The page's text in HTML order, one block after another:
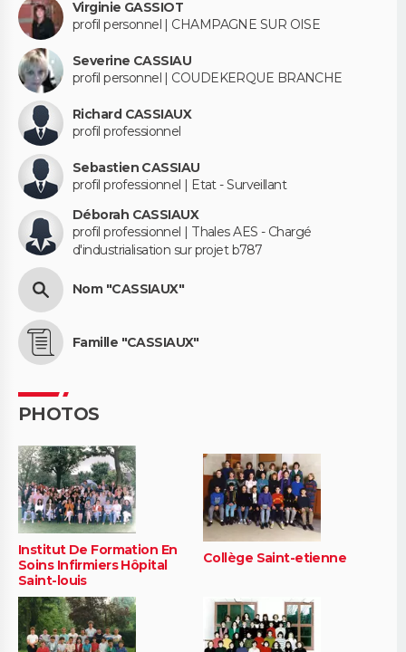
Virginie GASSIOT
profil personnel | CHAMPAGNE SUR OISE
Severine CASSIAU
profil personnel | COUDEKERQUE BRANCHE
Richard CASSIAUX
profil professionnel
Sebastien CASSIAU
profil professionnel | Etat - Surveillant
Déborah CASSIAUX
profil professionnel | Thales AES - Chargé
d'industrialisation sur projet b787
Nom "CASSIAUX"
Famille "CASSIAUX"
PHOTOS
Institut De Formation En
Soins Infirmiers Hôpital
Saint-louis
Collège Saint-etienne